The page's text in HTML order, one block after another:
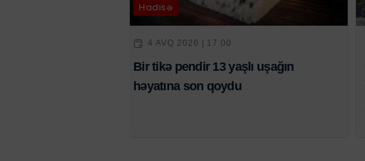
Hadisə
4 AVQ 2026 | 17:00
Bir tikə pendir 13 yaşlı uşağın
həyatına son qoydu